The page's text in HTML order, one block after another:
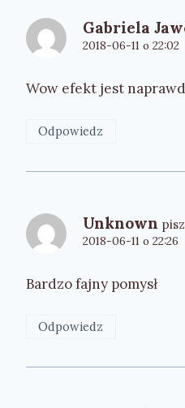
Gabriela
2018-06-11 o 22:02
Wow efekt jest
Odpowiedz
Unknown
2018-06-11 o 22:26
Bardzo fajny pomysł
Odpowiedz